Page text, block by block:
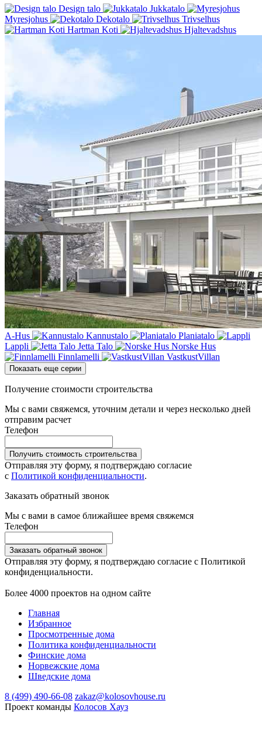
Design talo
Jukkatalo
Myresjohus
Dekotalo
Trivselhus
Hartman Koti
Hjaltevadshus
A-Hus Kannustalo
Planiatalo
Lappli
Jetta Talo
Norske Hus
Finnlamelli
VastkustVillan
Показать еще серии
Получение стоимости строительства
Мы с вами свяжемся, уточним детали и через несколько дней
отправим расчет
Телефон
Получить стоимость строительства
Отправляя эту форму, я подтверждаю согласие
с Политикой конфиденциальности.
Заказать обратный звонок
Мы с вами в самое ближайшее время свяжемся
Телефон
Заказать обратный звонок
Отправляя эту форму, я подтверждаю согласие с Политикой
конфиденциальности.
Более 4000 проектов на одном сайте
Главная
Избранное
Просмотренные дома
Политика конфиденциальности
Финские дома
Норвежские дома
Шведские дома
8 (499) 490-66-08 zakaz@kolosovhouse.ru
Проект команды Колосов Хауз